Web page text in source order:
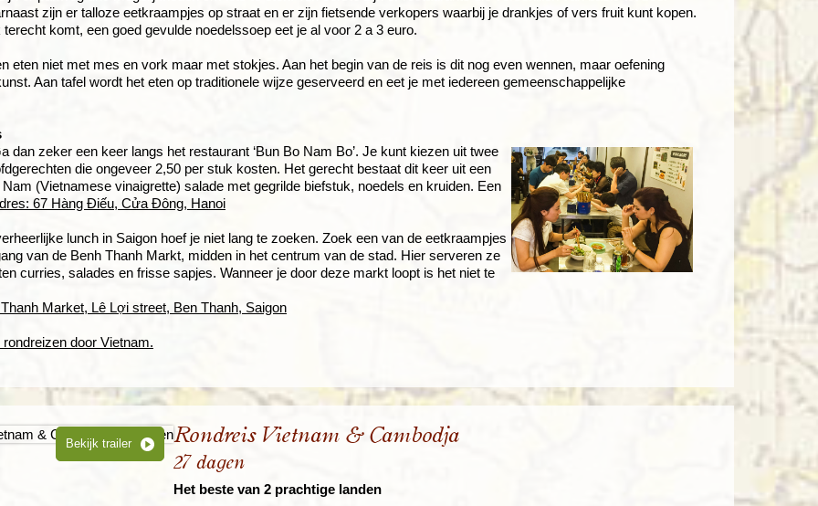
zijn er talloze eetkraampjes op straat en er zijn fietsende verkopers waarbij je drankjes of vers fruit kunt kopen.
terecht komt, een goed gevulde noedelssoep eet je al voor 2 a 3 euro.
eten niet met mes en vork maar met stokjes. Aan het begin van de reis is dit nog even wennen, maar oefening
Aan tafel wordt het eten op traditionele wijze geserveerd en eet je met iedereen gemeenschappelijke
dan zeker een keer langs het restaurant ‘Bun Bo Nam Bo’. Je kunt kiezen uit twee
die ongeveer 2,50 per stuk kosten. Het gerecht bestaat dit keer uit een
(Vietnamese vinaigrette) salade met gegrilde biefstuk, noedels en kruiden. Een
67 Hàng Điếu, Cửa Đông, Hanoi
lunch in Saigon hoef je niet lang te zoeken. Zoek een van de eetkraampjes
van de Benh Thanh Markt, midden in het centrum van de stad. Hier serveren ze
curries, salades en frisse sapjes. Wanneer je door deze markt loopt is het niet te
Market, Lê Lợi street, Ben Thanh, Saigon
door Vietnam.
Bekijk trailer Rondreis Vietnam & Cambodja
27 dagen
Het beste van 2 prachtige landen